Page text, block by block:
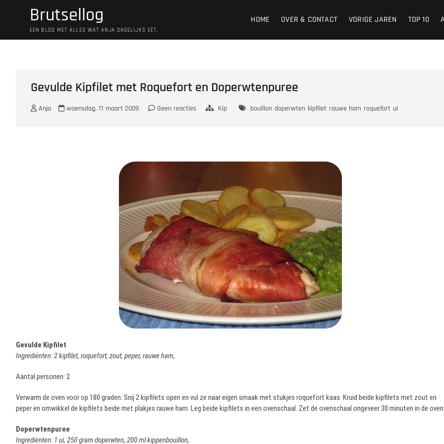
Brutsellog
EEN BLOG MET ALLES WAT ANJA DAGELIJKS EET.
HOME OVER & CONTACT VORIGE JAREN TOP 10
Gevulde Kipfilet met Roquefort en Doperwtenpuree
Anja woensdag, 11 maart 2009 Geen reacties Kip bouillon doperwten kipfilet rauwe ham roquefort ui
Gevulde Kipfilet
Ingrediënten: 2 kipfilet, roquefort, zout, peper, rauwe ham,
Aantal personen: 2
Verwarm de oven voor op 180 graden. Snij 2 kipfilets open en vul ze naar eigen smaak met stukjes roquefort kaas. Kruid beide kipfilets met zout en
peper en omwikkel de kipfilets beide met plakjes rauwe ham. Leg beide kipfilets in een ovenschaal. Zet de ovenschaal ongeveer 30 minuten in de oven.
Doperwtenpuree
Ingrediënten: 1 ui, 250 gram doperwten, 200 ml kippenbouillon,